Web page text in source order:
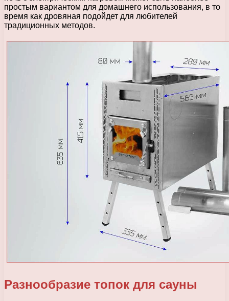
простым вариантом для домашнего использования, в то
время как дровяная подойдет для любителей
традиционных методов.
Разнообразие топок для сауны